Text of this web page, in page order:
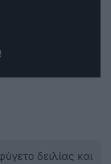
δειλίας και